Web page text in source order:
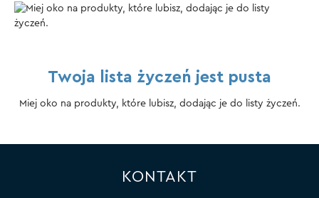
Twoja lista życzeń jest pusta
Miej oko na produkty, które lubisz, dodając je do listy życzeń.
KONTAKT